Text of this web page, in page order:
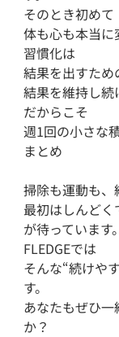
そのとき初めて
体も心も本当に
習慣化は
結果を出すため
結果を維持し続
だからこそ
週1回の小さな
まとめ
掃除も運動も、
最初はしんどく
が待っています。
FLEDGEでは
そんな“続けや
す。
あなたもぜひ
か？